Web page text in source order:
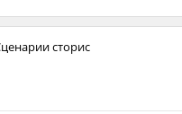
Сценарии сторис